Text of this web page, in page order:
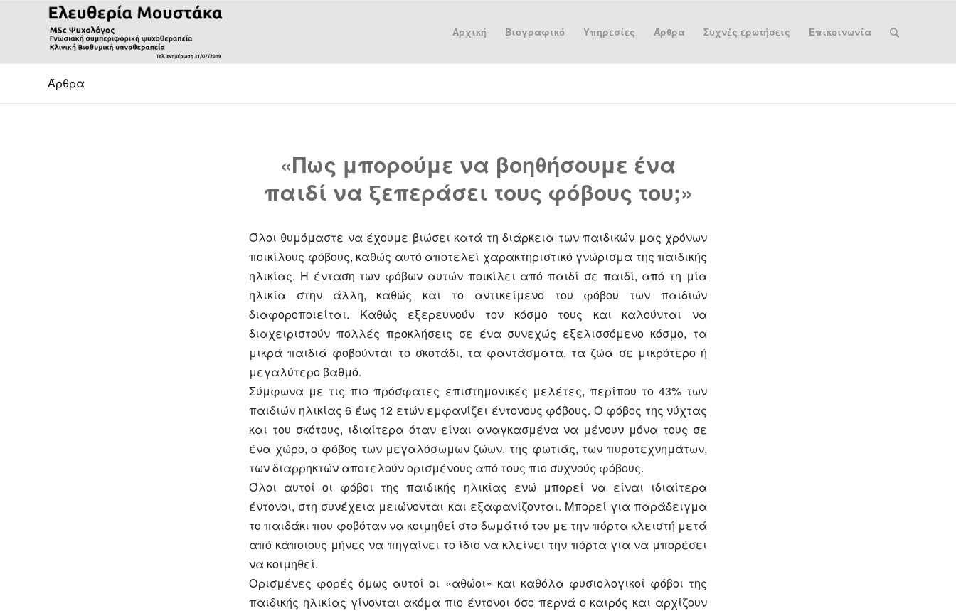
Αρχική Βιογραφικό Υπηρεσίες Άρθρα Συχνές ερωτήσεις Επικοινωνία
Άρθρα
«Πως μπορούμε να βοηθήσουμε ένα
παιδί να ξεπεράσει τους φόβους του;»
Όλοι θυμόμαστε να έχουμε βιώσει κατά τη διάρκεια των παιδικών μας χρόνων
ποικίλους φόβους, καθώς αυτό αποτελεί χαρακτηριστικό γνώρισμα της παιδικής
ηλικίας. Η ένταση των φόβων αυτών ποικίλει από παιδί σε παιδί, από τη μία
ηλικία στην άλλη, καθώς και το αντικείμενο του φόβου των παιδιών
διαφοροποιείται. Καθώς εξερευνούν τον κόσμο τους και καλούνται να
διαχειριστούν πολλές προκλήσεις σε ένα συνεχώς εξελισσόμενο κόσμο, τα
μικρά παιδιά φοβούνται το σκοτάδι, τα φαντάσματα, τα ζώα σε μικρότερο ή
μεγαλύτερο βαθμό.
Σύμφωνα με τις πιο πρόσφατες επιστημονικές μελέτες, περίπου το 43% των
παιδιών ηλικίας 6 έως 12 ετών εμφανίζει έντονους φόβους. Ο φόβος της νύχτας
και του σκότους, ιδιαίτερα όταν είναι αναγκασμένα να μένουν μόνα τους σε
ένα χώρο, ο φόβος των μεγαλόσωμων ζώων, της φωτιάς, των πυροτεχνημάτων,
των διαρρηκτών αποτελούν ορισμένους από τους πιο συχνούς φόβους.
Όλοι αυτοί οι φόβοι της παιδικής ηλικίας ενώ μπορεί να είναι ιδιαίτερα
έντονοι, στη συνέχεια μειώνονται και εξαφανίζονται. Μπορεί για παράδειγμα
το παιδάκι που φοβόταν να κοιμηθεί στο δωμάτιό του με την πόρτα κλειστή μετά
από κάποιους μήνες να πηγαίνει το ίδιο να κλείνει την πόρτα για να μπορέσει
να κοιμηθεί.
Ορισμένες φορές όμως αυτοί οι «αθώοι» και καθόλα φυσιολογικοί φόβοι της
παιδικής ηλικίας γίνονται ακόμα πιο έντονοι όσο περνά ο καιρός και αρχίζουν